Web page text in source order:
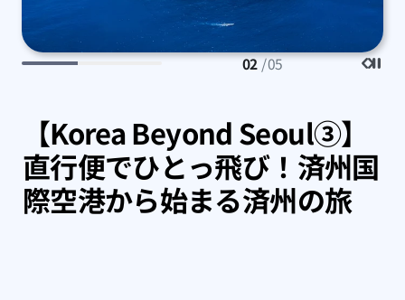
【Korea Beyond Seoul③】
直行便でひとっ飛び！済州国
際空港から始まる済州の旅
02 / 05